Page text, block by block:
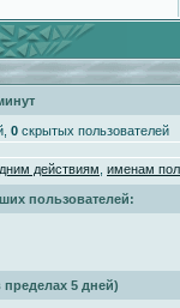
0 скрытых пользователей
действиям именам
пользователей:
5 дней)